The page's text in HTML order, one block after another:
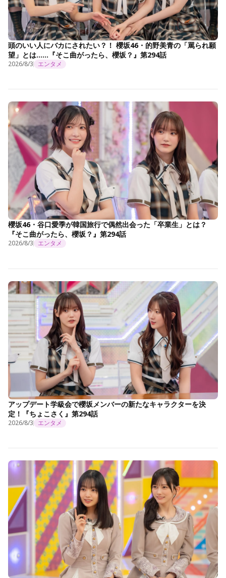
頭のいい人にバカにされたい？！ 櫻坂46・的野美青の「罵られ願
望」とは……『そこ曲がったら、櫻坂？』第294話
2026/8/3 エンタメ
櫻坂46・谷口愛季が韓国旅行で偶然出会った「卒業生」とは？
『そこ曲がったら、櫻坂？』第294話
2026/8/3 エンタメ
アップデート学級会で櫻坂メンバーの新たなキャラクターを決
定！『ちょこさく』第294話
2026/8/3 エンタメ